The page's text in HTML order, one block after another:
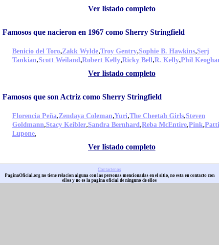
Ver listado completo
Famosos que nacieron en 1967 como Sherry Stringfield
Benicio del Toro,Zakk Wylde,Troy Gentry,Sophie B. Hawkins,Serj
Tankian,Scott Weiland,Robert Kelly,Ricky Bell,R. Kelly,Phil
Ver listado completo
Famosos que son Actriz como Sherry Stringfield
Florencia Peña,Zendaya Coleman,Yuri,The Cheetah Girls,Steven
Goldmann,Stacy Keibler,Sandra Bernhard,Reba McEntire,Pink,Patti
Lupone,
Ver listado completo
Contactenos
PaginaOficial.org no tiene relacion alguna con las personas mencionadas en el sitio, no esta en contacto con
ellos y no es la pagina oficial de ninguno de ellos